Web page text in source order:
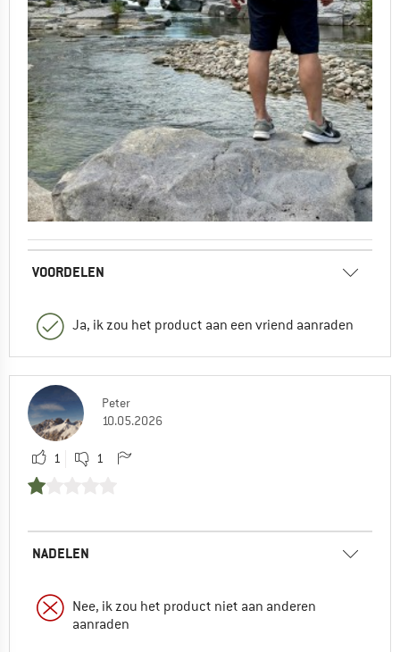
VOORDELEN
Ja, ik zou het product aan een vriend aanraden
Peter
10.05.2026
1 1
NADELEN
Nee, ik zou het product niet aan anderen
aanraden